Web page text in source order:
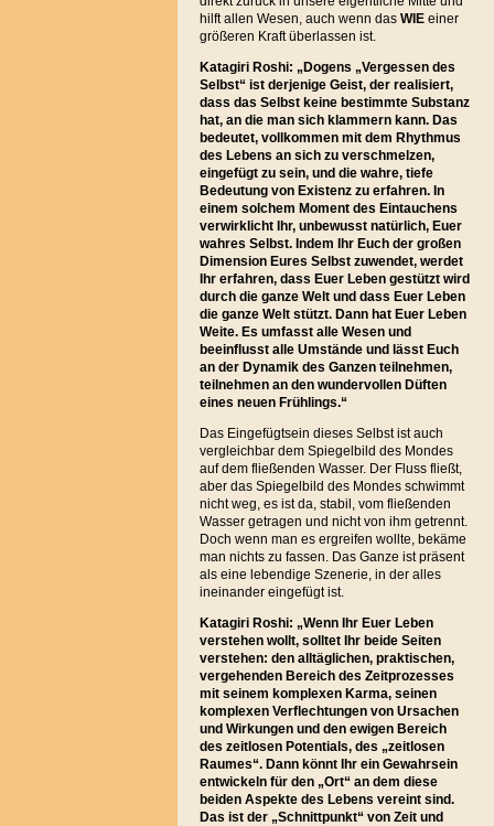
hilft allen Wesen, auch wenn das WIEeiner
größeren Kraft überlassen ist.
Katagiri Roshi: „Dogens „Vergessen des
Selbst“ ist derjenige Geist, der realisiert,
dass das Selbst keine bestimmte Substanz
hat, an die man sich klammern kann. Das
bedeutet, vollkommen mit dem Rhythmus
des Lebens an sich zu verschmelzen,
eingefügt zu sein, und die wahre, tiefe
Bedeutung von Existenz zu erfahren. In
einem solchem Moment des Eintauchens
verwirklicht Ihr, unbewusst natürlich, Euer
wahres Selbst. Indem Ihr Euch der großen
Dimension Eures Selbst zuwendet, werdet
Ihr erfahren, dass Euer Leben gestützt wird
durch die ganze Welt und dass Euer Leben
die ganze Welt stützt. Dann hat Euer Leben
Weite. Es umfasst alle Wesen und
beeinflusst alle Umstände und lässt Euch
an der Dynamik des Ganzen teilnehmen,
teilnehmen an den wundervollen Düften
eines neuen Frühlings.“
Das Eingefügtsein dieses Selbst ist auch
vergleichbar dem Spiegelbild des Mondes
auf dem fließenden Wasser. Der Fluss fließt,
aber das Spiegelbild des Mondes schwimmt
nicht weg, es ist da, stabil, vom fließenden
Wasser getragen und nicht von ihm getrennt.
Doch wenn man es ergreifen wollte, bekäme
man nichts zu fassen. Das Ganze ist präsent
als eine lebendige Szenerie, in der alles
ineinander eingefügt ist.
Katagiri Roshi: „Wenn Ihr Euer Leben
verstehen wollt, solltet Ihr beide Seiten
verstehen: den alltäglichen, praktischen,
vergehenden Bereich des Zeitprozesses
mit seinem komplexen Karma, seinen
komplexen Verflechtungen von Ursachen
und Wirkungen und den ewigen Bereich
des zeitlosen Potentials, des „zeitlosen
Raumes“. Dann könnt Ihr ein Gewahrsein
entwickeln für den „Ort“ an dem diese
beiden Aspekte des Lebens vereint sind.
Das ist der „Schnittpunkt“ von Zeit und